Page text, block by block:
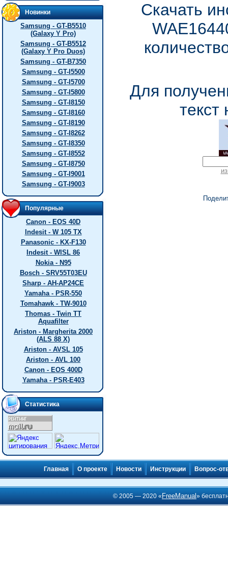
Новинки
Samsung - GT-B5510
(Galaxy Y Pro)
Samsung - GT-B5512
(Galaxy Y Pro Duos)
Samsung - GT-B7350
Samsung - GT-I5500
Samsung - GT-I5700
Samsung - GT-I5800
Samsung - GT-I8150
Samsung - GT-I8160
Samsung - GT-I8190
Samsung - GT-I8262
Samsung - GT-I8350
Samsung - GT-I8552
Samsung - GT-I8750
Samsung - GT-I9001
Samsung - GT-I9003
Популярные
Canon - EOS 40D
Indesit - W 105 TX
Panasonic - KX-F130
Indesit - WISL 86
Nokia - N95
Bosch - SRV55T03EU
Sharp - AH-AP24CE
Yamaha - PSR-550
Tomahawk - TW-9010
Thomas - Twin TT
Aquafilter
Ariston - Margherita 2000
(ALS 88 X)
Ariston - AVSL 105
Ariston - AVL 100
Canon - EOS 400D
Yamaha - PSR-E403
Статистика
Скачать
Для
текст
Главная О проекте Новости Инструкции Вопрос-
© 2005 — 2020 « FreeManual»